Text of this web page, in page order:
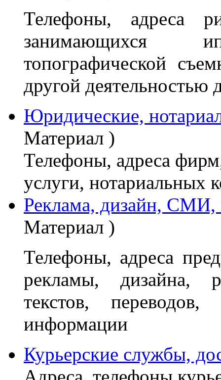
Телефоны, адреса
занимающихся
топографической
другой деятельностью
Юридические,
Материал )
Телефоны, адреса
услуги, нотариальных
Реклама, дизайн, СМИ,
Материал )
Телефоны, адреса
рекламы, дизайна,
текстов,
информации
Курьерские службы,